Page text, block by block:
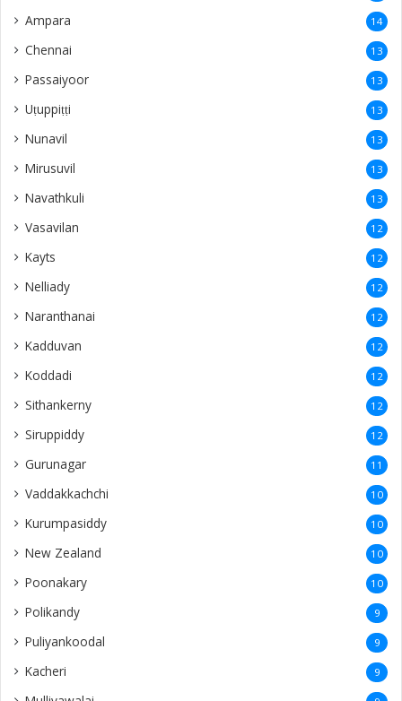
Ampara 14
Chennai 13
Passaiyoor 13
Uṭuppiṭṭi 13
Nunavil 13
Mirusuvil 13
Navathkuli 13
Vasavilan 12
Kayts 12
Nelliady 12
Naranthanai 12
Kadduvan 12
Koddadi 12
Sithankerny 12
Siruppiddy 12
Gurunagar 11
Vaddakkachchi 10
Kurumpasiddy 10
New Zealand 10
Poonakary 10
Polikandy 9
Puliyankoodal 9
Kacheri 9